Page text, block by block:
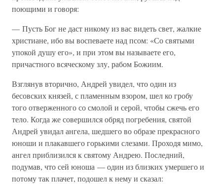
поющими и говоря:
— Пусть Бог не даст никому из вас видеть свет, жалкие
христиане, ибо вы воспеваете над псом: «Со святыми
упокой душу его», и при этом вы называете его,
причастного всяческому злу, рабом Божиим.
Взглянув вторично, Андрей увидел, что один из
бесовских князей, с пламенным взором, шел ко гробу
того отверженного со смолой и серой, чтобы сжечь его
тело. Когда же совершился обряд погребения, святой
Андрей увидал ангела, шедшего во образе прекрасного
юноши и плакавшего горькими слезами. Проходя мимо,
ангел приблизился к святому Андрею. Последний,
подумав, что сей юноша — один из близких умершего и
потому так плачет, подошел к нему и сказал: